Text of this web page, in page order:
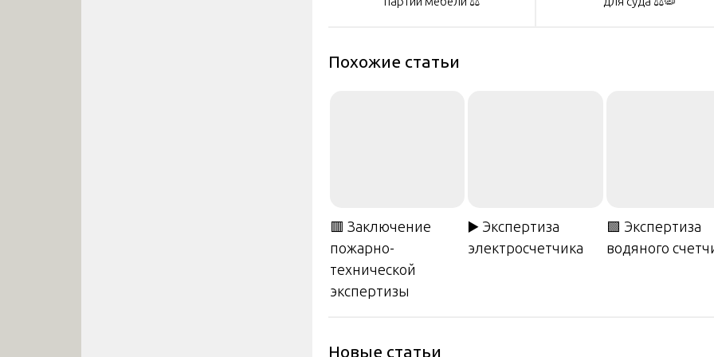
Похожие статьи
🟥 Заключение
пожарно-
технической
экспертизы
▶️ Экспертиза
электросчетчика
🟩 Экспертиза
водяного
Новые статьи